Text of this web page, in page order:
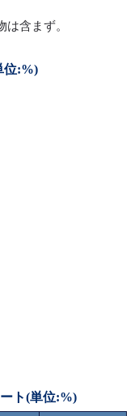
含まず。
位:%)
ト(単位:%)